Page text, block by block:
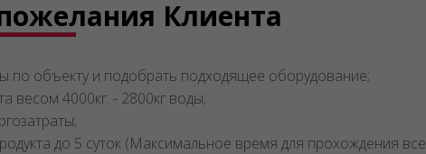
Клиента
по объекту и подобрать подходящее оборудование;
весом 4000кг. - 2800кг воды;
до 5 суток (Максимальное время для прохождения